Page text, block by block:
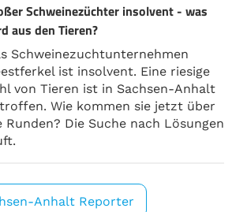
Schweinezüchter insolvent - was
aus den Tieren?
Schweinezuchtunternehmen
ist insolvent. Eine riesige
von Tieren ist in Sachsen-Anhalt
Wie kommen sie jetzt über
Runden? Die Suche nach Lösungen
Anhalt Reporter